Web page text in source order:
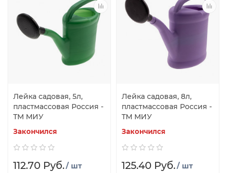
Лейка садовая, 5л,
пластмассовая Россия -
ТМ МИУ
Закончился
112.70 Руб./ шт
Лейка садовая, 8л,
пластмассовая Россия -
ТМ МИУ
Закончился
125.40 Руб./ шт